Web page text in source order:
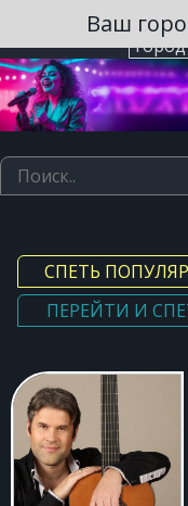
город
Ваш
СПЕТЬ
ПЕРЕЙТИ И